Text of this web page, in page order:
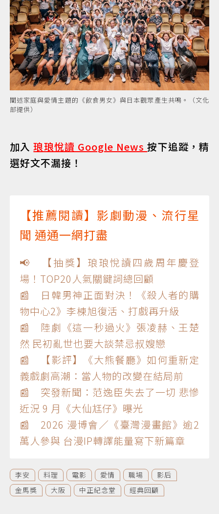
闡述家庭與愛情主題的《飲食男女》與日本觀眾產生共鳴。（文化
部提供）
加入琅琅悅讀 Google News按下追蹤，精
選好文不漏接！
【推薦閱讀】影劇動漫、流行星
聞 通通一網打盡
📢 【抽獎】琅琅悅讀四歲周年慶登
場！TOP20人氣關鍵詞總回顧
📰 日韓男神正面對決！《殺人者的購
物中心2》李棟旭復活、打戲再升級
📰 陸劇《這一秒過火》張凌赫、王楚
然 民初亂世也要大談禁忌叔嫂戀
📰 【影評】《大熊餐廳》如何重新定
義戲劇高潮：當人物的改變在結局前
📰 突發新聞：范逸臣失去了一切 悲慘
近況 9 月《大仙尪仔》曝光
📰 2026 漫博會／《臺灣漫畫館》逾2
萬人參與 台漫IP轉譯能量寫下新篇章
李安 料理 電影 愛情 職場
影后
金馬獎
大阪 中正紀念堂 經典回顧